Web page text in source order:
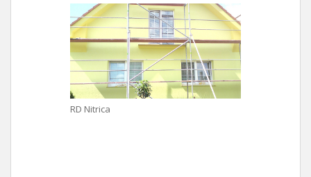
RD Nitrica